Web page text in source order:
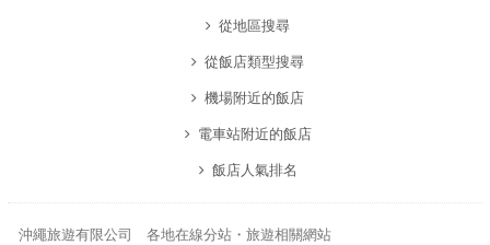
從地區搜尋
從飯店類型搜尋
機場附近的飯店
電車站附近的飯店
飯店人氣排名
沖繩旅遊有限公司 各地在線分站・旅遊相關網站